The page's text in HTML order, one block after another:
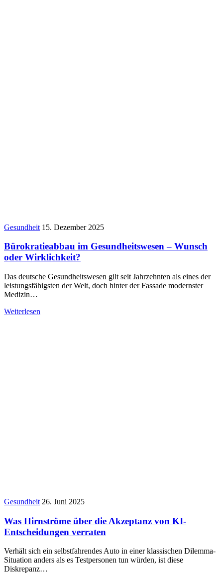
Gesundheit 15. Dezember 2025
Bürokratieabbau im Gesundheitswesen – Wunsch
oder Wirklichkeit?
Das deutsche Gesundheitswesen gilt seit Jahrzehnten als eines der
leistungsfähigsten der Welt, doch hinter der Fassade modernster
Medizin…
Weiterlesen
Gesundheit 26. Juni 2025
Was Hirnströme über die Akzeptanz von KI-
Entscheidungen verraten
Verhält sich ein selbstfahrendes Auto in einer klassischen Dilemma-
Situation anders als es Testpersonen tun würden, ist diese
Diskrepanz…